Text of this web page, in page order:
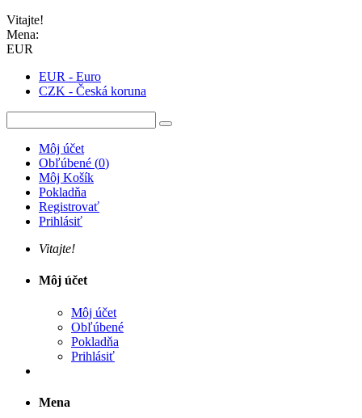
Vitajte!
Mena:
EUR
EUR - Euro
CZK - Česká koruna
Môj účet
Obľúbené (0)
Môj Košík
Pokladňa
Registrovať
Prihlásiť
Vitajte!
Môj účet
Môj účet
Obľúbené
Pokladňa
Prihlásiť
Mena